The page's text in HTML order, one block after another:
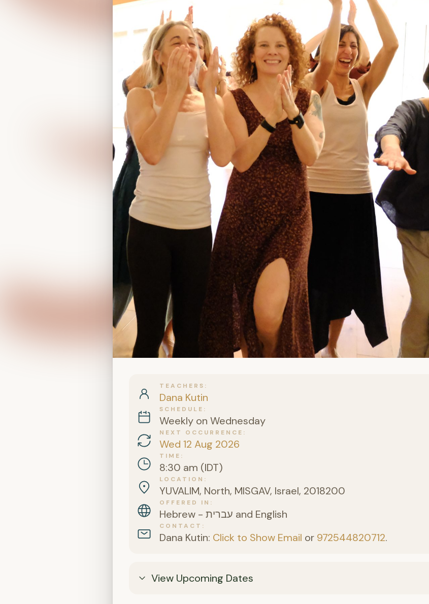
TEACHERS
Dana Kutin
SCHEDULE
Weekly on Wednesday
NEXT OCCURRENCE
Wed 12 Aug 2026
TIME
8:30 am (IDT)
LOCATION
YUVALIM, North, MISGAV, Israel, 2018200
OFFERED IN
Hebrew - עברית and English
CONTACT
Dana Kutin: Click to Show Email or 972544820712.
View Upcoming Dates